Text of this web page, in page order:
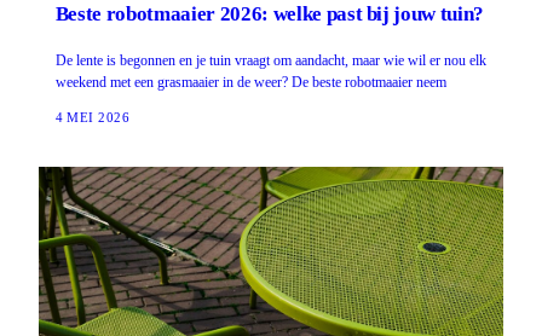
Beste robotmaaier 2026: welke past bij jouw tuin?
De lente is begonnen en je tuin vraagt om aandacht, maar wie wil er nou elk
weekend met een grasmaaier in de weer? De beste robotmaaier neem
4 MEI 2026